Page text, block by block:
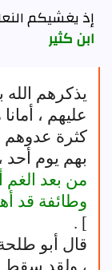
إذ يغشيكم
ابن كثير
يذكرهم الله
عليهم ،
كثرة عدوهم
بهم يوم أحد
من بعد الغم
وطائفة قد
] .
قال أبو